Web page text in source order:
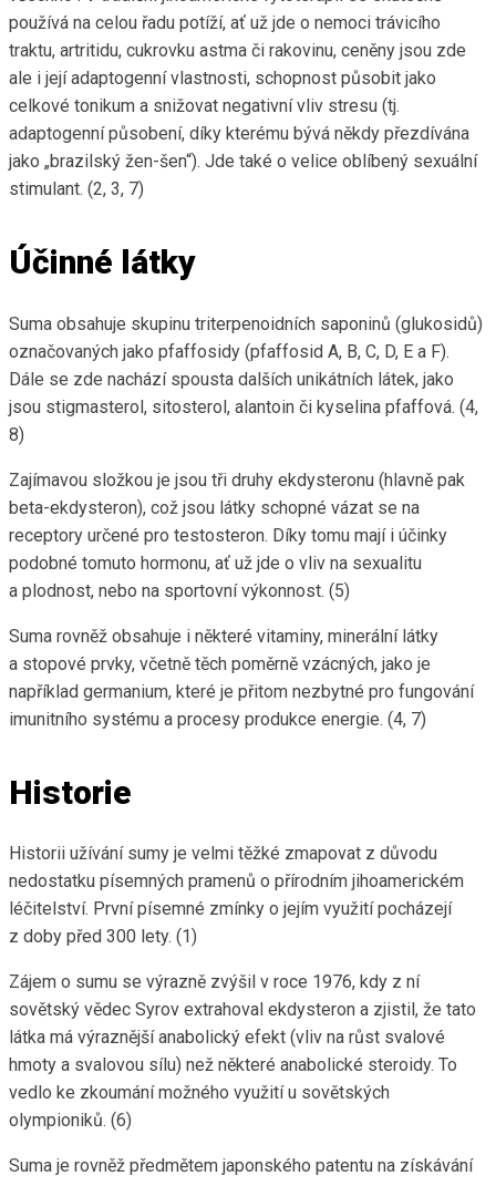
používá na celou řadu potíží, ať už jde o nemoci trávicího
traktu, artritidu, cukrovku astma či rakovinu, ceněny jsou zde
ale i její adaptogenní vlastnosti, schopnost působit jako
celkové tonikum a snižovat negativní vliv stresu (tj.
adaptogenní působení, díky kterému bývá někdy přezdívána
jako „brazilský žen-šen“). Jde také o velice oblíbený sexuální
stimulant. (2, 3, 7)
Účinné látky
Suma obsahuje skupinu triterpenoidních saponinů (glukosidů)
označovaných jako pfaffosidy (pfaffosid A, B, C, D, E a F).
Dále se zde nachází spousta dalších unikátních látek, jako
jsou stigmasterol, sitosterol, alantoin či kyselina pfaffová. (4,
8)
Zajímavou složkou je jsou tři druhy ekdysteronu (hlavně pak
beta-ekdysteron), což jsou látky schopné vázat se na
receptory určené pro testosteron. Díky tomu mají i účinky
podobné tomuto hormonu, ať už jde o vliv na sexualitu
a plodnost, nebo na sportovní výkonnost. (5)
Suma rovněž obsahuje i některé vitaminy, minerální látky
a stopové prvky, včetně těch poměrně vzácných, jako je
například germanium, které je přitom nezbytné pro fungování
imunitního systému a procesy produkce energie. (4, 7)
Historie
Historii užívání sumy je velmi těžké zmapovat z důvodu
nedostatku písemných pramenů o přírodním jihoamerickém
léčitelství. První písemné zmínky o jejím využití pocházejí
z doby před 300 lety. (1)
Zájem o sumu se výrazně zvýšil v roce 1976, kdy z ní
sovětský vědec Syrov extrahoval ekdysteron a zjistil, že tato
látka má výraznější anabolický efekt (vliv na růst svalové
hmoty a svalovou sílu) než některé anabolické steroidy. To
vedlo ke zkoumání možného využití u sovětských
olympioniků. (6)
Suma je rovněž předmětem japonského patentu na získávání